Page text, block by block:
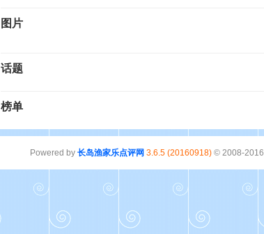
图片
话题
榜单
Powered by 长岛渔家乐点评网 3.6.5 (20160918) © 2008-2016